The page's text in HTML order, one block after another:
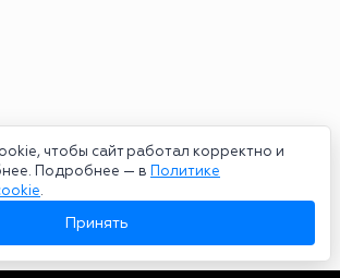
чтобы сайт работал корректно и
Подробнее — в Политике
.
Принять